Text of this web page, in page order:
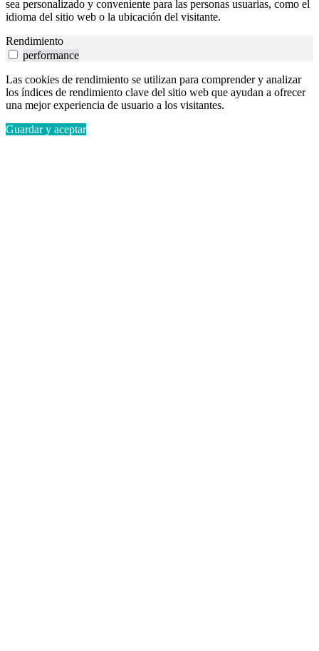
sea personalizado y conveniente para las personas usuarias, como el
idioma del sitio web o la ubicación del visitante.
Rendimiento
performance
Las cookies de rendimiento se utilizan para comprender y analizar
los índices de rendimiento clave del sitio web que ayudan a ofrecer
una mejor experiencia de usuario a los visitantes.
Guardar y aceptar